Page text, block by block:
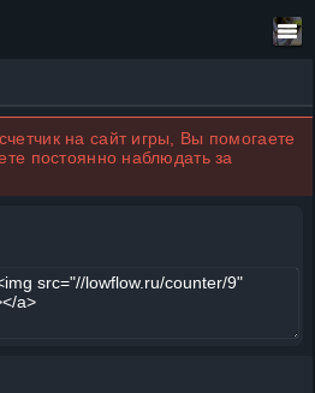
на сайт игры, Вы помогаете
постоянно наблюдать за